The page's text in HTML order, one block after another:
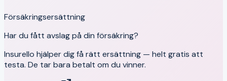
Försäkringsersättning
Har du fått avslag på din försäkring?
Insurello hjälper dig få rätt ersättning — helt gratis att
testa. De tar bara betalt om du vinner.